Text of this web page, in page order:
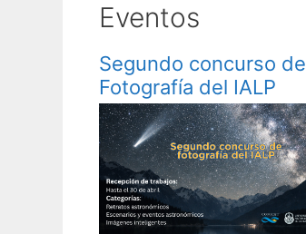
Eventos
Segundo concurso de
Fotografía del IALP